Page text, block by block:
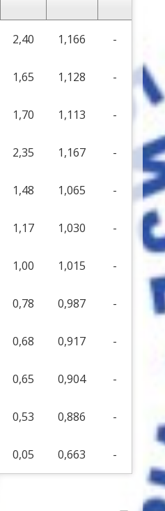
2,40 1,166 -
1,65 1,128 -
1,70 1,113 -
2,35 1,167 -
1,48 1,065 -
1,17 1,030 -
1,00 1,015 -
0,78 0,987 -
0,68 0,917 -
0,65 0,904 -
0,53 0,886 -
0,05 0,663 -